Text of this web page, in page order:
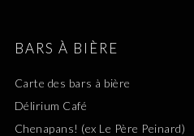
BARS À BIÈRE
Carte des bars à bière
Délirium Café
Chenapans! (ex Le Père Peinard)